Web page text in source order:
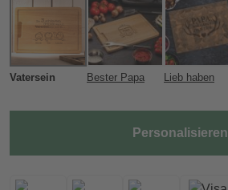
Vatersein Bester Papa Lieb haben
Personalisieren